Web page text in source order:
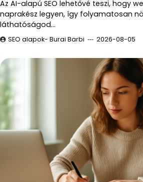
Az AI-alapú SEO lehetővé teszi, hogy
naprakész legyen, így folyamatosan
láthatóságod…
SEO alapok- Burai Barbi 2026-08-05